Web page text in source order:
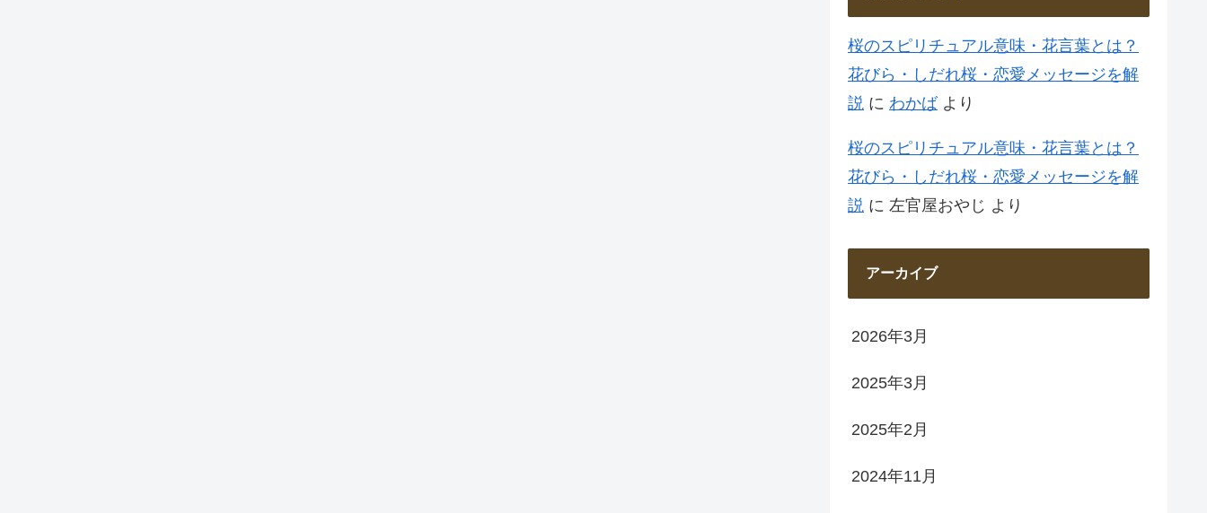
桜のスピリチュアル意味・花言葉とは？
花びら・しだれ桜・恋愛メッセージを解
説 に わかばより
桜のスピリチュアル意味・花言葉とは？
花びら・しだれ桜・恋愛メッセージを解
説 に 左官屋おやじ より
アーカイブ
2026年3月
2025年3月
2025年2月
2024年11月